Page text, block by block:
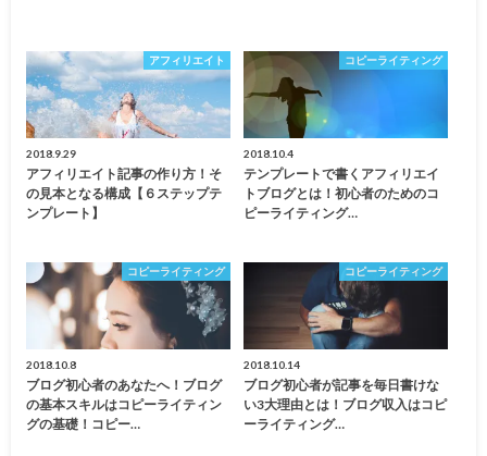
アフィリエイト
2018.9.29
アフィリエイト記事の作り方！そ
の見本となる構成【６ステップテ
ンプレート】
コピーライティング
2018.10.4
テンプレートで書くアフィリエイ
トブログとは！初心者のためのコ
ピーライティング…
コピーライティング
2018.10.8
ブログ初心者のあなたへ！ブログ
の基本スキルはコピーライティン
グの基礎！コピー…
コピーライティング
2018.10.14
ブログ初心者が記事を毎日書けな
い3大理由とは！ブログ収入はコピ
ーライティング…